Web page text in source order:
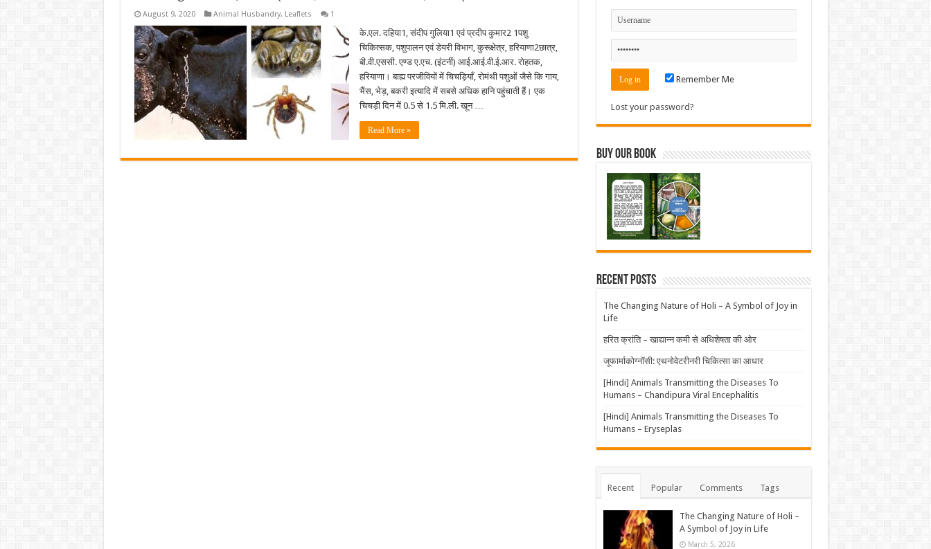
August 9, 2020 Animal Husbandry, Leaflets 1
के.एल. दहिया1, संदीप गुलिया1 एवं प्रदीप कुमार2 1पशु
चिकित्सक, पशुपालन एवं डेयरी विभाग, कुरूक्षेत्र, हरियाणा2छात्र,
बी.वी.एससी. एण्ड ए.एच. (इंटर्नी) आई.आई.वी.ई.आर. रोहतक,
हरियाणा। बाह्य परजीवियों में चिचड़ियाँ, रोमंथी पशुओं जैसे कि गाय,
भैंस, भेड़, बकरी इत्यादि में सबसे अधिक हानि पहुंचाती हैं। एक
चिचड़ी दिन में 0.5 से 1.5 मि.ली. खून …
Read More »
Remember Me
Lost your password?
Buy Our Book
Recent Posts
The Changing Nature of Holi – A Symbol of Joy in
Life
हरित क्रांति – खाद्यान्न कमी से अधिशेषता की ओर
जूफार्माकोग्नॉसी: एथनोवेटरीनरी चिकित्सा का आधार
[Hindi] Animals Transmitting the Diseases To
Humans – Chandipura Viral Encephalitis
[Hindi] Animals Transmitting the Diseases To
Humans – Eryseplas
Recent Popular Comments Tags
The Changing Nature of Holi –
A Symbol of Joy in Life
March 5, 2026